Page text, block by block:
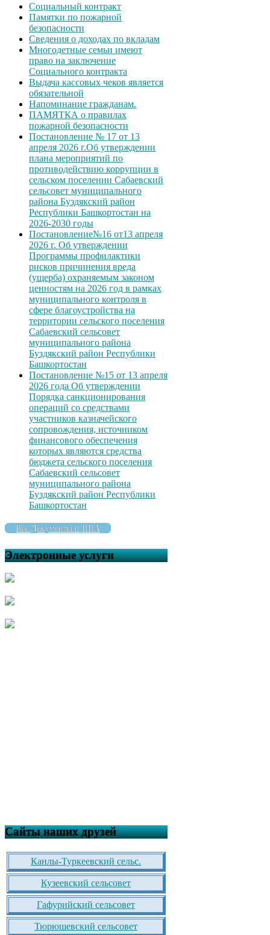
Социальный контракт
Памятки по пожарной
безопасности
Сведения о доходах по вкладам
Многодетные семьи имеют
право на заключение
Социального контракта
Выдача кассовых чеков является
обязательной
Напоминание гражданам.
ПАМЯТКА о правилах
пожарной безопасности
Постановление № 17 от 13
апреля 2026 г.Об утверждении
плана мероприятий по
противодействию коррупции в
сельском поселении Сабаевский
сельсовет муниципального
района Буздякский район
Республики Башкортостан на
2026-2030 годы
Постановление№16 от13 апреля
2026 г. Об утверждении
Программы профилактики
рисков причинения вреда
(ущерба) охраняемым законом
ценностям на 2026 год в рамках
муниципального контроля в
сфере благоустройства на
территории сельского поселения
Сабаевский сельсовет
муниципального района
Буздякский район Республики
Башкортостан
Постановление №15 от 13 апреля
2026 года Об утверждении
Порядка санкционирования
операций со средствами
участников казначейского
сопровождения, источником
финансового обеспечения
которых являются средства
бюджета сельского поселения
Сабаевский сельсовет
муниципального района
Буздякский район Республики
Башкортостан
Все Документы и НПА
Электронные услуги
Сайты наших друзей
Канлы-Туркеевский сельс.
Кузеевский сельсовет
Гафурийский сельсовет
Тюрюшевский сельсовет